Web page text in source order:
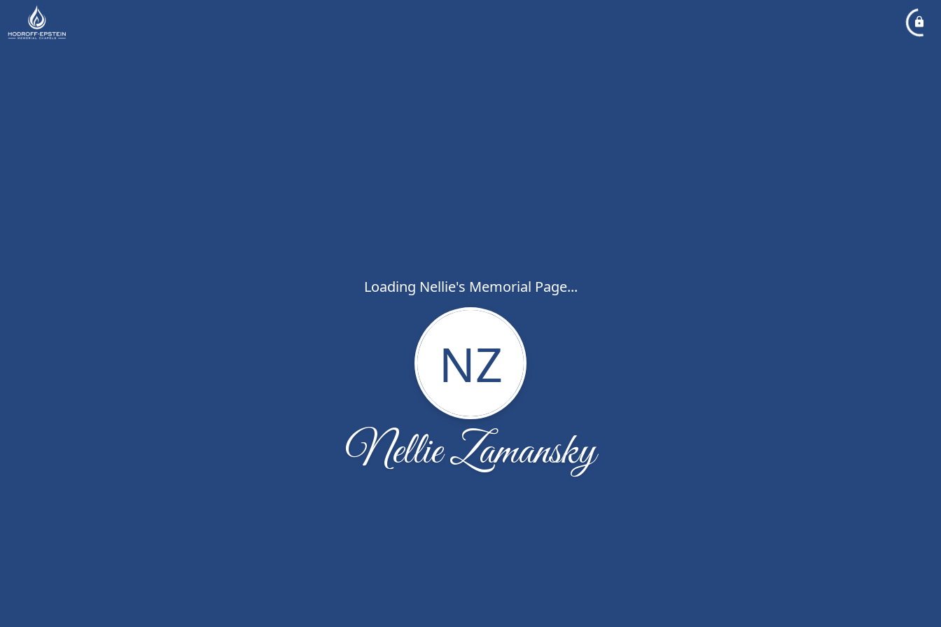
Loading Nellie's Memorial Page...
NZ
Nellie Zamansky